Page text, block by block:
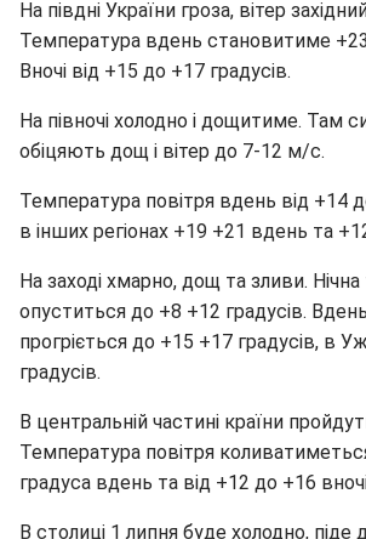
На півдні України гроза, вітер
Температура вдень становитиме +23
Вночі від +15 до +17 градусів.
На півночі холодно і дощитиме. Там
обіцяють дощ і вітер до 7-12 м/с.
Температура повітря вдень від +14
в інших регіонах +19 +21 вдень та
На заході хмарно, дощ та зливи.
опуститься до +8 +12 градусів.
прогріється до +15 +17 градусів, в
градусів.
В центральній частині країни
Температура повітря
градуса вдень та від +12 до +16
В столиці 1 липня буде холодно,